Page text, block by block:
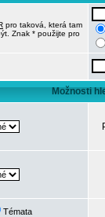
pro taková, která tam
Znak * použijte pro
Možnosti
Témata